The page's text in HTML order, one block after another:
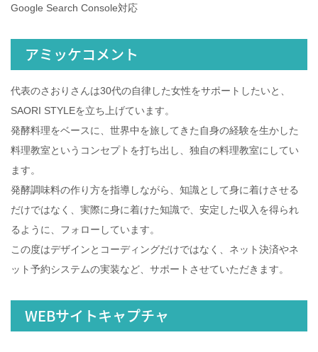
Google Search Console対応
アミッケコメント
代表のさおりさんは30代の自律した女性をサポートしたいと、
SAORI STYLEを立ち上げています。
発酵料理をベースに、世界中を旅してきた自身の経験を生かした
料理教室というコンセプトを打ち出し、独自の料理教室にしてい
ます。
発酵調味料の作り方を指導しながら、知識として身に着けさせる
だけではなく、実際に身に着けた知識で、安定した収入を得られ
るように、フォローしています。
この度はデザインとコーディングだけではなく、ネット決済やネ
ット予約システムの実装など、サポートさせていただきます。
WEBサイトキャプチャ